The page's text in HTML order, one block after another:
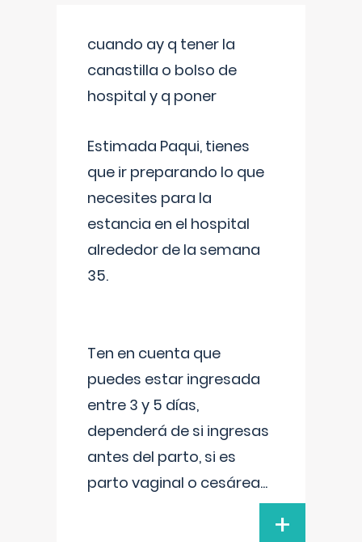
cuando ay q tener la
canastilla o bolso de
hospital y q poner
Estimada Paqui, tienes
que ir preparando lo que
necesites para la
estancia en el hospital
alrededor de la semana
35.
Ten en cuenta que
puedes estar ingresada
entre 3 y 5 días,
dependerá de si ingresas
antes del parto, si es
parto vaginal o cesárea...
+